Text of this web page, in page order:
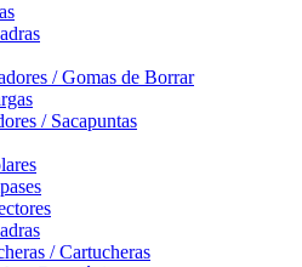
/ Gomas de Borrar
/ Sacapuntas
/ Cartucheras